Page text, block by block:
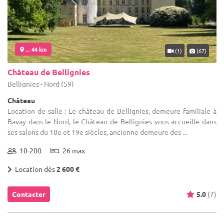
... 44 km (1) (67)
Château de Bellignies
Bellignies - Nord (59)
Château
Location de salle : Le château de Bellignies, demeure familiale à
Bavay dans le Nord, le Château de Bellignies vous accueille dans
ses salons du 18e et 19e siècles, ancienne demeure des ...
10-200 26 max
Location dès2 600 €
Contacter 5.0 (7)